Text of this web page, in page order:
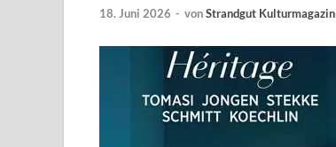
18. Juni 2026 - vonStrandgut Kulturmagazin